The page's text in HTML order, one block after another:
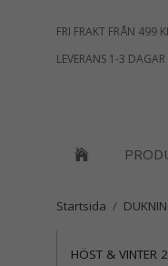
FRI FRAKT FRÅN 499
LEVERANS 1-3 DAGAR
Startsida /
HÖST & VINTER